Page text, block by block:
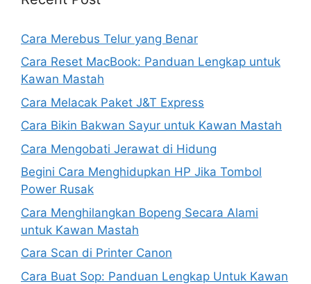
Cara Merebus Telur yang Benar
Cara Reset MacBook: Panduan Lengkap untuk
Kawan Mastah
Cara Melacak Paket J&T Express
Cara Bikin Bakwan Sayur untuk Kawan Mastah
Cara Mengobati Jerawat di Hidung
Begini Cara Menghidupkan HP Jika Tombol
Power Rusak
Cara Menghilangkan Bopeng Secara Alami
untuk Kawan Mastah
Cara Scan di Printer Canon
Cara Buat Sop: Panduan Lengkap Untuk Kawan